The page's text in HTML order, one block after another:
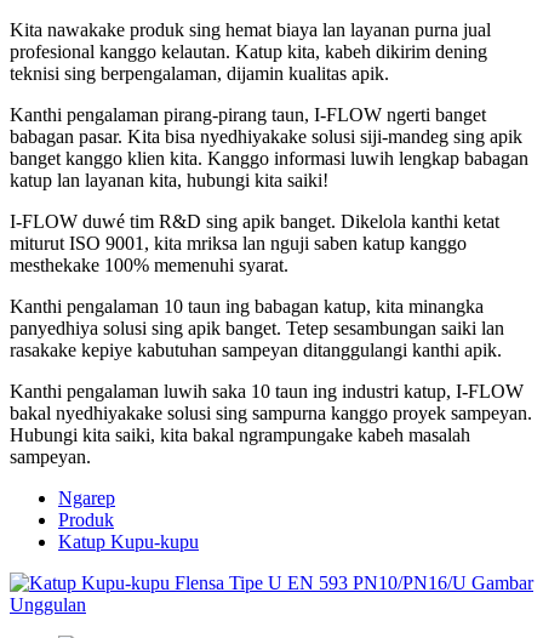
Kita nawakake produk sing hemat biaya lan layanan purna jual
profesional kanggo kelautan. Katup kita, kabeh dikirim dening
teknisi sing berpengalaman, dijamin kualitas apik.
Kanthi pengalaman pirang-pirang taun, I-FLOW ngerti banget
babagan pasar. Kita bisa nyedhiyakake solusi siji-mandeg sing apik
banget kanggo klien kita. Kanggo informasi luwih lengkap babagan
katup lan layanan kita, hubungi kita saiki!
I-FLOW duwé tim R&D sing apik banget. Dikelola kanthi ketat
miturut ISO 9001, kita mriksa lan nguji saben katup kanggo
mesthekake 100% memenuhi syarat.
Kanthi pengalaman 10 taun ing babagan katup, kita minangka
panyedhiya solusi sing apik banget. Tetep sesambungan saiki lan
rasakake kepiye kabutuhan sampeyan ditanggulangi kanthi apik.
Kanthi pengalaman luwih saka 10 taun ing industri katup, I-FLOW
bakal nyedhiyakake solusi sing sampurna kanggo proyek sampeyan.
Hubungi kita saiki, kita bakal ngrampungake kabeh masalah
sampeyan.
Ngarep
Produk
Katup Kupu-kupu